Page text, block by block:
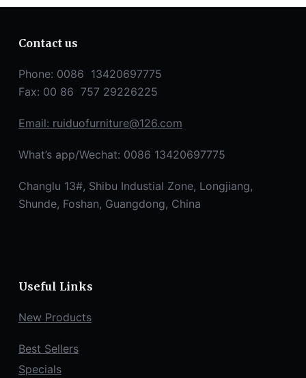
Contact us
Phone: 0086 13420697775
Fax: 00 86 757 29226225
Email: ruiduofurniture@126.com
What’s app/Wechat: 0086 13420697775
Changlu 13#, Shibu Industial Zone, Longjiang,
Shunde, Foshan, Guangdong, China
Useful Links
New Products
Best Sellers
Specials